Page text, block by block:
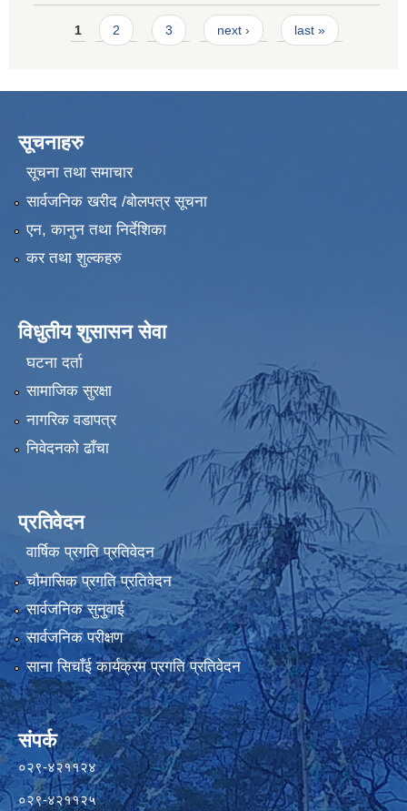
Pages
1 2 3 next › last »
सूचनाहरु
सूचना तथा समाचार
सार्वजनिक खरीद /बोलपत्र सूचना
एन, कानुन तथा निर्देशिका
कर तथा शुल्कहरु
विधुतीय शुसासन सेवा
घटना दर्ता
सामाजिक सुरक्षा
नागरिक वडापत्र
निवेदनको ढाँचा
प्रतिवेदन
वार्षिक प्रगति प्रतिवेदन
चौमासिक प्रगति प्रतिवेदन
सार्वजनिक सुनुवाई
सार्वजनिक परीक्षण
साना सिचाँई कार्यक्रम प्रगति प्रतिवेदन
संपर्क
०२९-४२११२४
०२९-४२११२५